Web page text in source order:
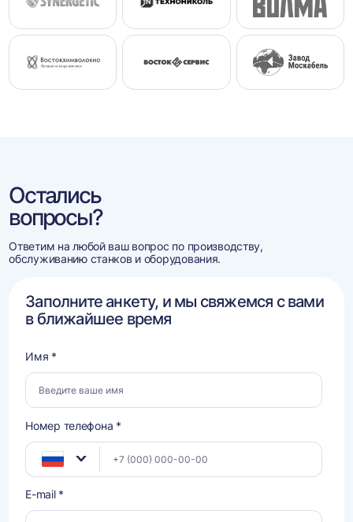
Остались
вопросы?
Ответим на любой ваш вопрос по производству,
обслуживанию станков и оборудования.
Заполните анкету, и мы свяжемся с вами
в ближайшее время
Имя *
Номер телефона *
E-mail *